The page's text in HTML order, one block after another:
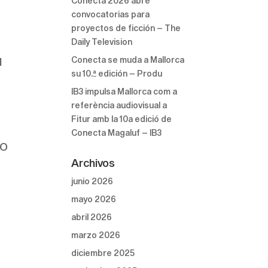
convocatorias para
proyectos de ficción – The
Daily Television
Conecta se muda a Mallorca
su 10.ª edición – Produ
IB3 impulsa Mallorca com a
referència audiovisual a
Fitur amb la 10a edició de
Conecta Magaluf – IB3
Archivos
junio 2026
mayo 2026
abril 2026
marzo 2026
diciembre 2025